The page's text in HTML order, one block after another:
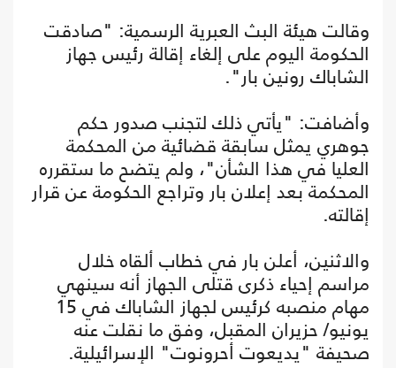
وقالت هيئة البث العبرية الرسمية: "صادقت
الحكومة اليوم على إلغاء إقالة رئيس جهاز
الشاباك رونين بار".
وأضافت: "يأتي ذلك لتجنب صدور حكم
جوهري يمثل سابقة قضائية من المحكمة
العليا في هذا الشأن"، ولم يتضح ما ستقرره
المحكمة بعد إعلان بار وتراجع الحكومة عن قرار
إقالته.
والاثنين، أعلن بار في خطاب ألقاه خلال
مراسم إحياء ذكرى قتلى الجهاز أنه سينهي
مهام منصبه كرئيس لجهاز الشاباك في 15
يونيو/ حزيران المقبل، وفق ما نقلت عنه
صحيفة "يديعوت أحرونوت" الإسرائيلية.